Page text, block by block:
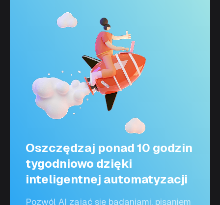
Oszczędzaj ponad 10 godzin
tygodniowo dzięki
inteligentnej automatyzacji
Pozwól AI zająć się badaniami, pisaniem